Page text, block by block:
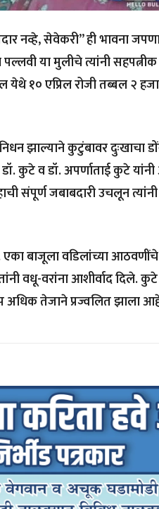
नव्हे, सेवेकरी” ही भावना
या मुलीचे त्यांनी सहपत्नीक
१० एप्रिल रोजी तब्बल २ हजार
झाल्याने कुटुंबावर दुःखाचा
कुटे व डॉ. अपर्णाताई कुटे
संपूर्ण जबाबदारी उचलून त्यांनी
एका बाजूला वडिलांच्या
वधू-वरांना आशीर्वाद दिले. कुटे
अधिक तेजाने प्रज्वलित झाला